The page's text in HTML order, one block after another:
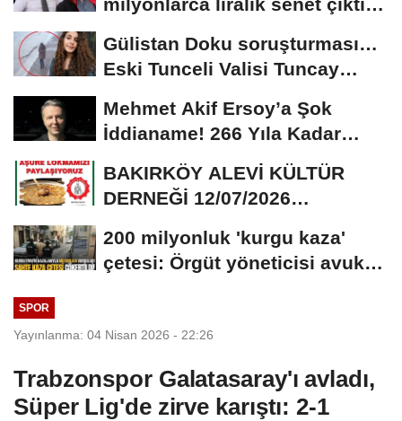
Gülistan Doku soruşturması…
Eski Tunceli Valisi Tuncay
Mehmet Akif Ersoy’a Şok
İddianame! 266 Yıla Kadar
Hapis Talebi
BAKIRKÖY ALEVİ KÜLTÜR
DERNEĞİ 12/07/2026
DAVETİNE...
200 milyonluk 'kurgu kaza'
çetesi: Örgüt yöneticisi avukat
SPOR
Yayınlanma: 04 Nisan 2026 - 22:26
Trabzonspor Galatasaray'ı avladı,
Süper Lig'de zirve karıştı: 2-1